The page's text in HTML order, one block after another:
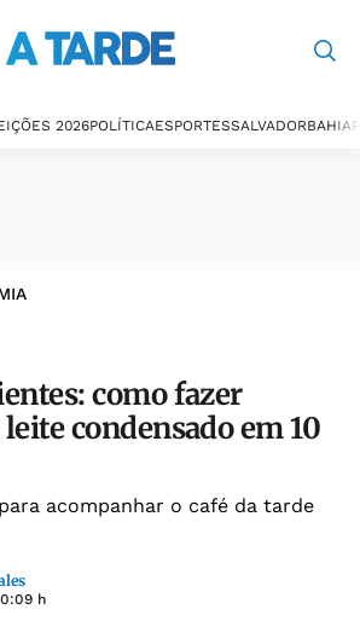
2026POLÍTICAESPORTESSALVADORBAHIA
como fazer
condensado em 10
acompanhar o café da tarde
h